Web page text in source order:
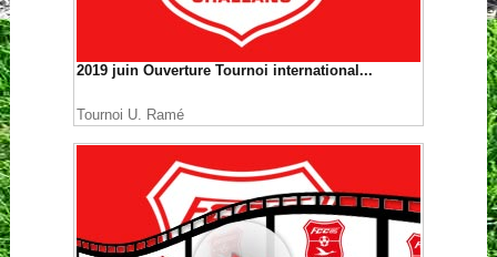
2019 juin Ouverture Tournoi international...
Tournoi U. Ramé